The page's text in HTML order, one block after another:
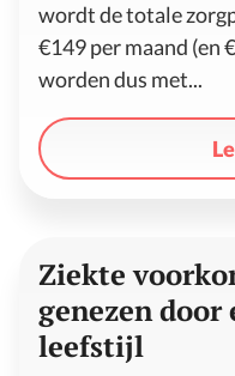
wordt de totale
€149 per maand (en
worden dus met...
Ziekte
genezen door
leefstijl